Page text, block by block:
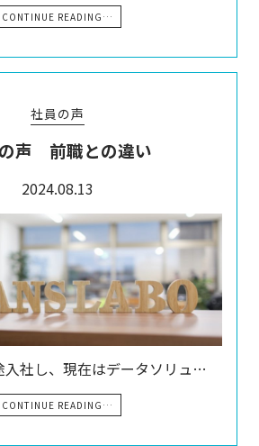
CONTINUE READING…
社員の声
声 前職との違い
2024.08.13
入社し、現在はデータソリュ…
CONTINUE READING…